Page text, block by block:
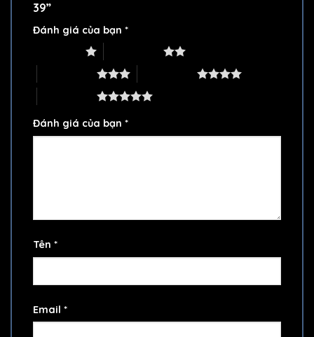
39”
Đánh giá của bạn *
Đánh giá của bạn *
Tên *
Email *